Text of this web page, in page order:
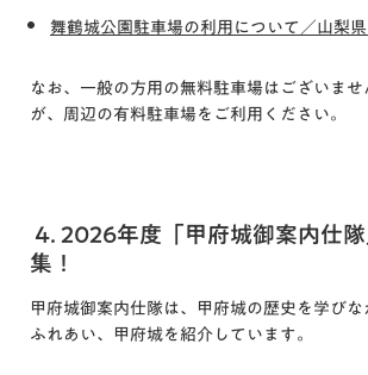
舞鶴城公園駐車場の利用について／山梨県
なお、一般の方用の無料駐車場はございませ
が、周辺の有料駐車場をご利用ください。
4. 2026年度「甲府城御案内仕
集！
甲府城御案内仕隊は、甲府城の歴史を学びな
ふれあい、甲府城を紹介しています。